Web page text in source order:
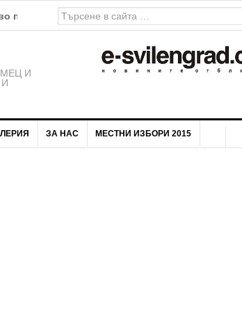
И
ЗА НАС МЕСТНИ ИЗБОРИ 2015